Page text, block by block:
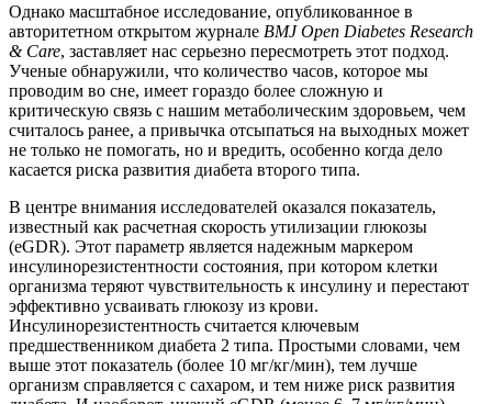
Однако масштабное исследование, опубликованное в
авторитетном открытом журнале BMJ Open Diabetes Research
& Care, заставляет нас серьезно пересмотреть этот подход.
Ученые обнаружили, что количество часов, которое мы
проводим во сне, имеет гораздо более сложную и
критическую связь с нашим метаболическим здоровьем, чем
считалось ранее, а привычка отсыпаться на выходных может
не только не помогать, но и вредить, особенно когда дело
касается риска развития диабета второго типа.
В центре внимания исследователей оказался показатель,
известный как расчетная скорость утилизации глюкозы
(eGDR). Этот параметр является надежным маркером
инсулинорезистентности состояния, при котором клетки
организма теряют чувствительность к инсулину и перестают
эффективно усваивать глюкозу из крови.
Инсулинорезистентность считается ключевым
предшественником диабета 2 типа. Простыми словами, чем
выше этот показатель (более 10 мг/кг/мин), тем лучше
организм справляется с сахаром, и тем ниже риск развития